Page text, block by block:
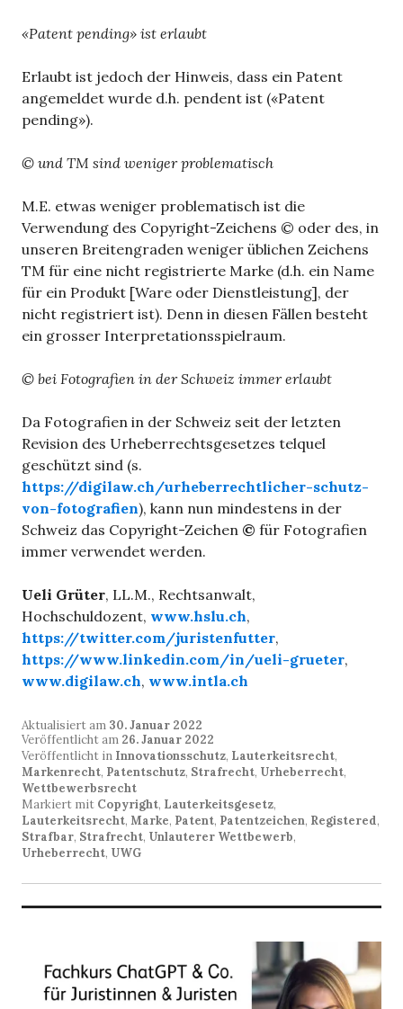
«Patent pending» ist erlaubt
Erlaubt ist jedoch der Hinweis, dass ein Patent
angemeldet wurde d.h. pendent ist («Patent
pending»).
© und TM sind weniger problematisch
M.E. etwas weniger problematisch ist die
Verwendung des Copyright-Zeichens © oder des, in
unseren Breitengraden weniger üblichen Zeichens
TM für eine nicht registrierte Marke (d.h. ein Name
für ein Produkt [Ware oder Dienstleistung], der
nicht registriert ist). Denn in diesen Fällen besteht
ein grosser Interpretationsspielraum.
© bei Fotografien in der Schweiz immer erlaubt
Da Fotografien in der Schweiz seit der letzten
Revision des Urheberrechtsgesetzes telquel
geschützt sind (s.
https://digilaw.ch/urheberrechtlicher-schutz-
von-fotografien), kann nun mindestens in der
Schweiz das Copyright-Zeichen © für Fotografien
immer verwendet werden.
Ueli Grüter, LL.M., Rechtsanwalt,
Hochschuldozent, www.hslu.ch,
https://twitter.com/juristenfutter,
https://www.linkedin.com/in/ueli-grueter,
www.digilaw.ch, www.intla.ch
Aktualisiert am 30. Januar 2022
Veröffentlicht am 26. Januar 2022
Veröffentlicht in Innovationsschutz, Lauterkeitsrecht,
Markenrecht, Patentschutz, Strafrecht, Urheberrecht,
Wettbewerbsrecht
Markiert mit Copyright, Lauterkeitsgesetz,
Lauterkeitsrecht, Marke, Patent, Patentzeichen, Registered,
Strafbar, Strafrecht, Unlauterer Wettbewerb,
Urheberrecht, UWG